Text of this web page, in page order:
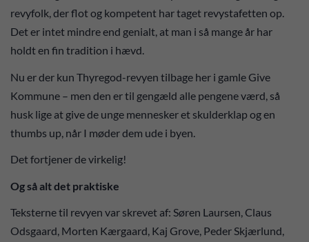
revyfolk, der flot og kompetent har taget revystafetten op.
Det er intet mindre end genialt, at man i så mange år har
holdt en fin tradition i hævd.
Nu er der kun Thyregod-revyen tilbage her i gamle Give
Kommune – men den er til gengæld alle pengene værd, så
husk lige at give de unge mennesker et skulderklap og en
thumbs up, når I møder dem ude i byen.
Det fortjener de virkelig!
Og så alt det praktiske
Teksterne til revyen var skrevet af: Søren Laursen, Claus
Odsgaard, Morten Kærgaard, Kaj Grove, Peder Skjærlund,